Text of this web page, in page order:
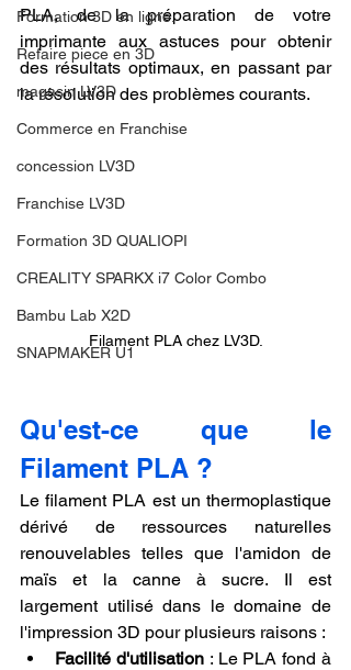
Formation 3D en ligne.
Refaire piece en 3D
magasin LV3D
Commerce en Franchise
concession LV3D
Franchise LV3D
Formation 3D QUALIOPI
CREALITY SPARKX i7 Color Combo
Bambu Lab X2D
SNAPMAKER U1
PLA, de la préparation de votre
imprimante aux astuces pour obtenir
des résultats optimaux, en passant par
la résolution des problèmes courants.
Filament PLA chez LV3D.
Qu'est-ce que le
Filament PLA ?
Le filament PLA est un thermoplastique
dérivé de ressources naturelles
renouvelables telles que l'amidon de
maïs et la canne à sucre. Il est
largement utilisé dans le domaine de
l'impression 3D pour plusieurs raisons :
Facilité d'utilisation : Le PLA fond à